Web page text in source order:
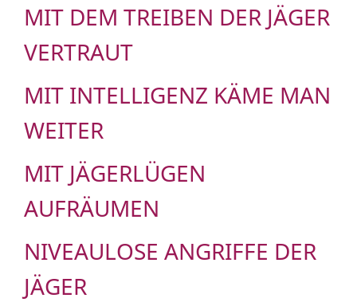
MIT DEM TREIBEN DER JÄGER
VERTRAUT
MIT INTELLIGENZ KÄME MAN
WEITER
MIT JÄGERLÜGEN
AUFRÄUMEN
NIVEAULOSE ANGRIFFE DER
JÄGER